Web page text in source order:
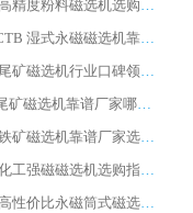
2026 高精度粉料磁选机选购全攻略 行业优质品牌华体会手机网页版-华体会(中国) 实力深度解析
2026CTB 湿式永磁磁选机靠谱厂家实力排行榜 铁矿选矿设备采购全流程选购指南
2026 尾矿磁选机行业口碑领域强者，源头直供国内主流厂家华体会手机网页版-华体会(中国) 一站式服务
2026尾矿磁选机靠谱厂家哪家好 行业口碑领域强者华体会手机网页版-华体会(中国) 推荐
2026 铁矿磁选机靠谱厂家选购全攻略 行业标杆华体会手机网页版-华体会(中国) 设备性价比出众
2026 化工强磁磁选机选购指南 5 家行业口碑靠谱厂家领域强者推荐
2026 高性价比永磁筒式磁选机品牌盘点 行业强者口碑实测选购完整指南